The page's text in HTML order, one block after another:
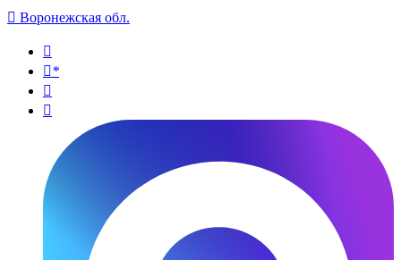
 Воронежская обл.

*

